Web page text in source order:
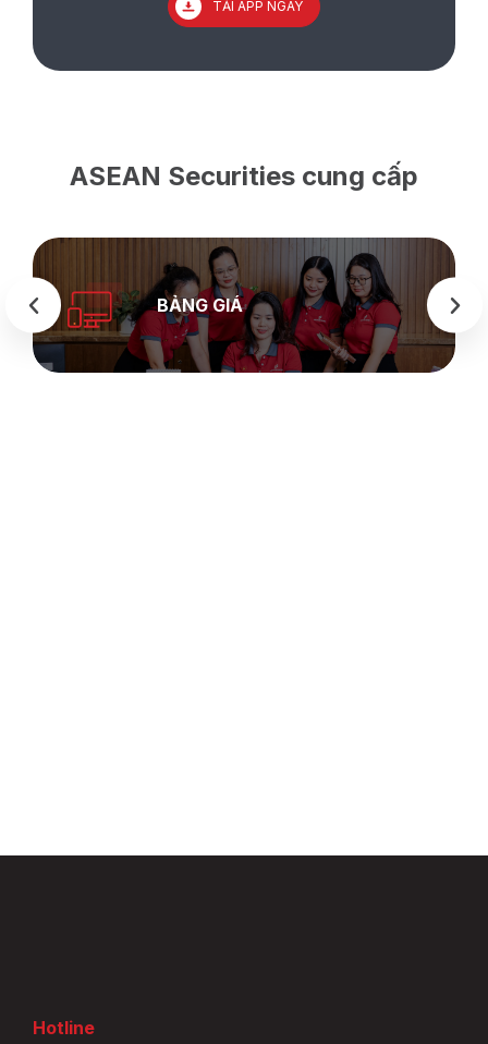
TẢI APP NGAY
ASEAN Securities cung cấp
BẢNG GIÁ
Hotline